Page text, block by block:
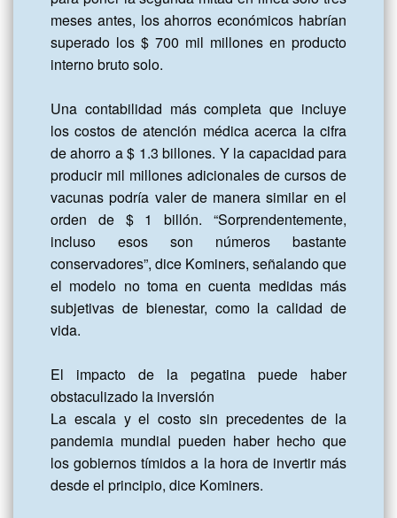
meses antes, los ahorros económicos habrían
superado los $ 700 mil millones en producto
interno bruto solo.
Una contabilidad más completa que incluye
los costos de atención médica acerca la cifra
de ahorro a $ 1.3 billones. Y la capacidad para
producir mil millones adicionales de cursos de
vacunas podría valer de manera similar en el
orden de $ 1 billón. “Sorprendentemente,
incluso esos son números bastante
conservadores”, dice Kominers, señalando que
el modelo no toma en cuenta medidas más
subjetivas de bienestar, como la calidad de
vida.
El impacto de la pegatina puede haber
obstaculizado la inversión
La escala y el costo sin precedentes de la
pandemia mundial pueden haber hecho que
los gobiernos tímidos a la hora de invertir más
desde el principio, dice Kominers.